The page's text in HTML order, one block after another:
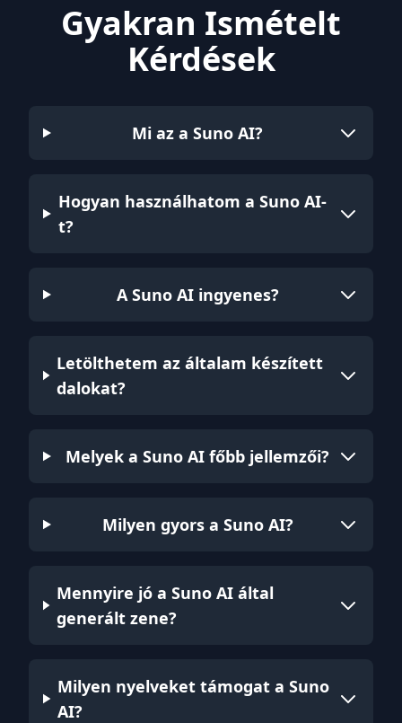
Gyakran Ismételt
Kérdések
Mi az a Suno AI?
Hogyan használhatom a Suno AI-
t?
A Suno AI ingyenes?
Letölthetem az általam készített
dalokat?
Melyek a Suno AI főbb jellemzői?
Milyen gyors a Suno AI?
Mennyire jó a Suno AI által
generált zene?
Milyen nyelveket támogat a Suno
AI?